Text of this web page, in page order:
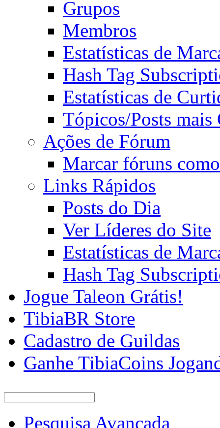
Grupos
Membros
Estatísticas de
Hash Tag
Estatísticas de
Tópicos/Posts mais
Ações de Fórum
Marcar fóruns
Links Rápidos
Posts do Dia
Ver Líderes do Site
Estatísticas de
Hash Tag
Jogue Taleon Grátis!
TibiaBR Store
Cadastro de Guildas
Ganhe TibiaCoins
Pesquisa Avançada